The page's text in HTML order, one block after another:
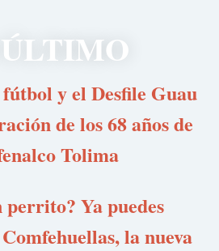
y el Desfile Guau
de los 68 años de
Tolima
perrito? Ya puedes
la nueva